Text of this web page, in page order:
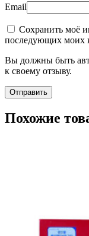
Email
Сохранить моё
последующих моих
Вы должны быть
к своему отзыву.
Похожие